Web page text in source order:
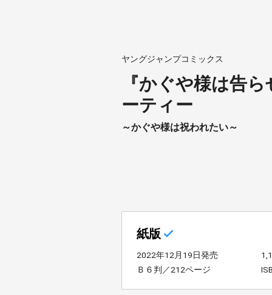
ヤングジャンプコミックス
『かぐや様は告
ーティー
～かぐや様は祝われたい～
紙版
2022年12月19日発売
Ｂ６判／212ページ